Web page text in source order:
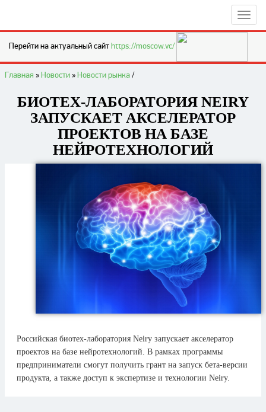
Перейти на актуальный сайтhttps://moscow.vc/
Главная »Новости»Новости рынка/
БИОТЕХ-ЛАБОРАТОРИЯ NEIRY
ЗАПУСКАЕТ АКСЕЛЕРАТОР
ПРОЕКТОВ НА БАЗЕ
НЕЙРОТЕХНОЛОГИЙ
Российская биотех-лаборатория Neiry запускает акселератор
проектов на базе нейротехнологий. В рамках программы
предприниматели смогут получить грант на запуск бета-версии
продукта, а также доступ к экспертизе и технологии Neiry.